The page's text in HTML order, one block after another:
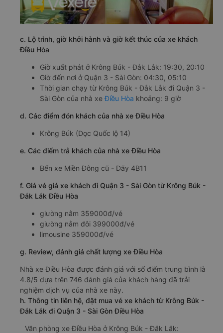
c. Lộ trình, giờ khởi hành và giờ kết thúc của xe khách
Điều Hòa
Giờ xuất phát ở Krông Búk - Đắk Lắk: 19:30, 20:10
Giờ đến nơi ở Quận 3 - Sài Gòn: 04:30, 05:10
Thời gian chạy từ Krông Búk - Đắk Lắk đi Quận 3 -
Sài Gòn của nhà xeĐiều Hòa khoảng: 9 giờ
d. Các điểm đón khách của nhà xe Điều Hòa
Krông Búk (Dọc Quốc lộ 14)
e. Các điểm trả khách của nhà xe Điều Hòa
Bến xe Miền Đông cũ - Dãy 4B11
f. Giá vé giá xe khách đi Quận 3 - Sài Gòn từ Krông Búk -
Đắk Lắk Điều Hòa
giường nằm 359000đ/vé
giường nằm đôi 399000đ/vé
limousine 359000đ/vé
g. Review, đánh giá chất lượng xe Điều Hòa
Nhà xe Điều Hòa được đánh giá với số điểm trung bình là
4.8/5 dựa trên 746 đánh giá của khách hàng đã trải
nghiệm dịch vụ của nhà xe này.
h. Thông tin liên hệ, đặt mua vé xe khách từ Krông Búk -
Đắk Lắk đi Quận 3 - Sài Gòn Điều Hòa
Văn phòng xe Điều Hòa ở Krông Búk - Đắk Lắk: